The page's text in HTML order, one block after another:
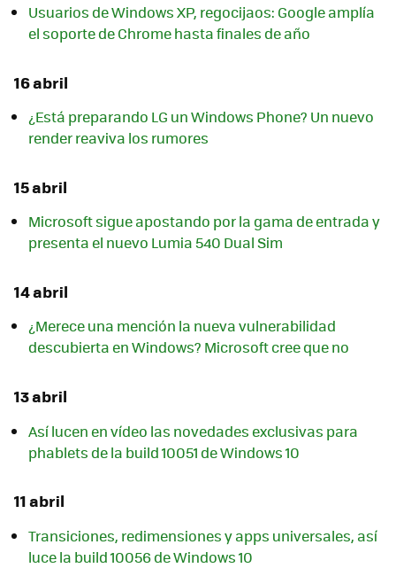
Usuarios de Windows XP, regocijaos: Google amplía
el soporte de Chrome hasta finales de año
16 abril
¿Está preparando LG un Windows Phone? Un nuevo
render reaviva los rumores
15 abril
Microsoft sigue apostando por la gama de entrada y
presenta el nuevo Lumia 540 Dual Sim
14 abril
¿Merece una mención la nueva vulnerabilidad
descubierta en Windows? Microsoft cree que no
13 abril
Así lucen en vídeo las novedades exclusivas para
phablets de la build 10051 de Windows 10
11 abril
Transiciones, redimensiones y apps universales, así
luce la build 10056 de Windows 10